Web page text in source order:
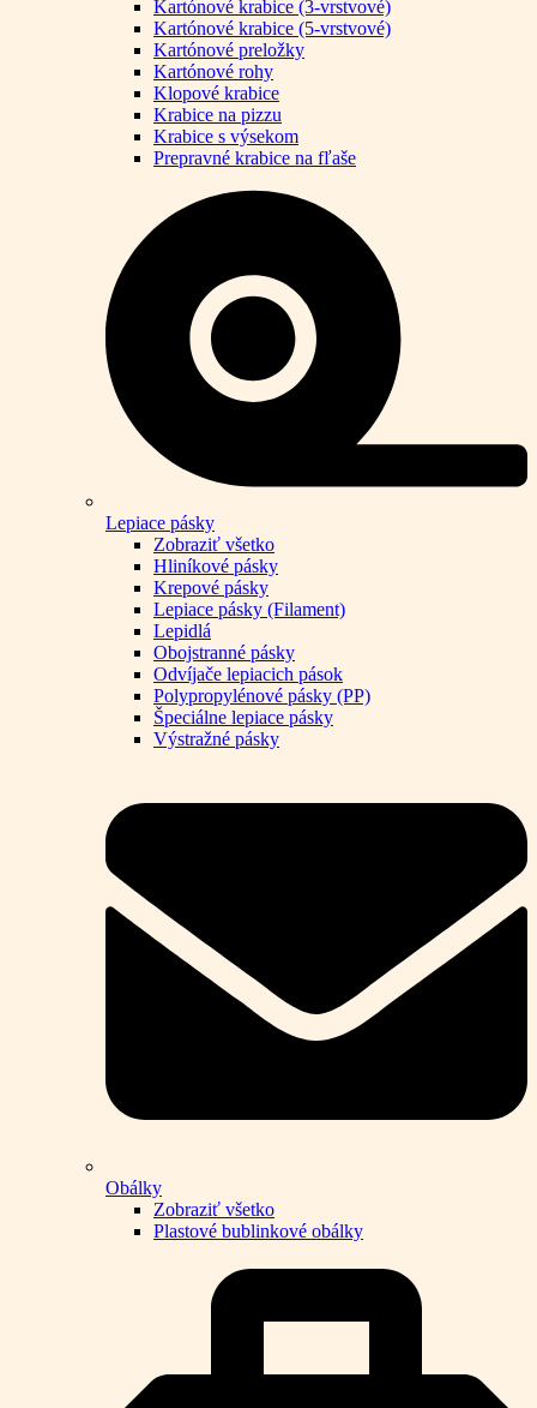
Kartónové krabice (3-vrstvové)
Kartónové krabice (5-vrstvové)
Kartónové preložky
Kartónové rohy
Klopové krabice
Krabice na pizzu
Krabice s výsekom
Prepravné krabice na fľaše
Lepiace pásky
Zobraziť všetko
Hliníkové pásky
Krepové pásky
Lepiace pásky (Filament)
Lepidlá
Obojstranné pásky
Odvíjače lepiacich pások
Polypropylénové pásky (PP)
Špeciálne lepiace pásky
Výstražné pásky
Obálky
Zobraziť všetko
Plastové bublinkové obálky